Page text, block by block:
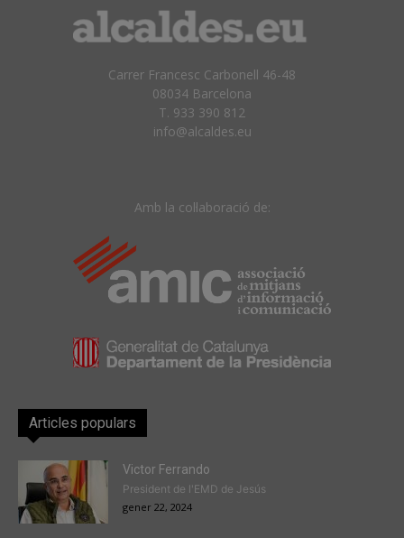
Carrer Francesc Carbonell 46-48
08034 Barcelona
T. 933 390 812
info@alcaldes.eu
Amb la col·laboració de:
Articles populars
Victor Ferrando
President de l'EMD de Jesús
gener 22, 2024